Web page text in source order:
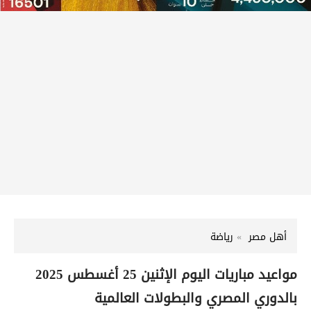
أهل مصر رياضة
مواعيد مباريات اليوم الإثنين 25 أغسطس 2025
بالدوري المصري والبطولات العالمية